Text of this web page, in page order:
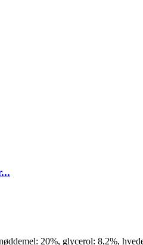
20%, glycerol: 8,2%,